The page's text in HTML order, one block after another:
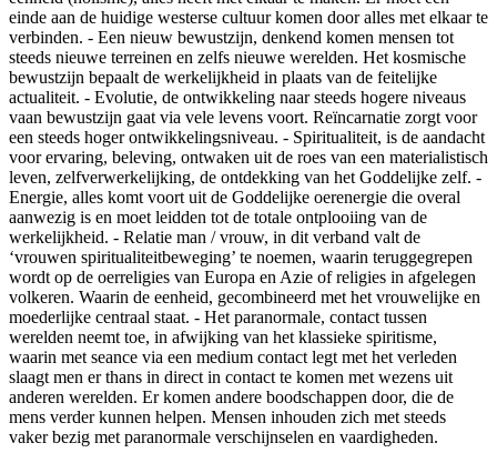
einde aan de huidige westerse cultuur komen door alles met elkaar te
verbinden. - Een nieuw bewustzijn, denkend komen mensen tot
steeds nieuwe terreinen en zelfs nieuwe werelden. Het kosmische
bewustzijn bepaalt de werkelijkheid in plaats van de feitelijke
actualiteit. - Evolutie, de ontwikkeling naar steeds hogere niveaus
vaan bewustzijn gaat via vele levens voort. Reïncarnatie zorgt voor
een steeds hoger ontwikkelingsniveau. - Spiritualiteit, is de aandacht
voor ervaring, beleving, ontwaken uit de roes van een materialistisch
leven, zelfverwerkelijking, de ontdekking van het Goddelijke zelf. -
Energie, alles komt voort uit de Goddelijke oerenergie die overal
aanwezig is en moet leidden tot de totale ontplooiing van de
werkelijkheid. - Relatie man / vrouw, in dit verband valt de
‘vrouwen spiritualiteitbeweging’ te noemen, waarin teruggegrepen
wordt op de oerreligies van Europa en Azie of religies in afgelegen
volkeren. Waarin de eenheid, gecombineerd met het vrouwelijke en
moederlijke centraal staat. - Het paranormale, contact tussen
werelden neemt toe, in afwijking van het klassieke spiritisme,
waarin met seance via een medium contact legt met het verleden
slaagt men er thans in direct in contact te komen met wezens uit
anderen werelden. Er komen andere boodschappen door, die de
mens verder kunnen helpen. Mensen inhouden zich met steeds
vaker bezig met paranormale verschijnselen en vaardigheden.